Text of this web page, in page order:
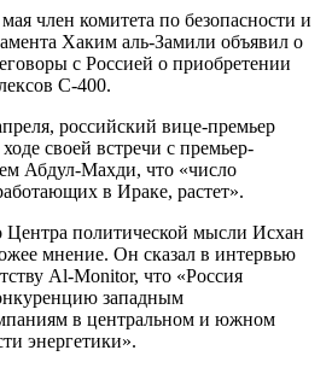
член комитета по безопасности и
Хаким аль-Замили объявил о
с Россией о приобретении
С-400.
российский вице-премьер
своей встречи с премьер-
Абдул-Махди, что «число
в Ираке, растет».
Центра политической мысли Исхан
мнение. Он сказал в интервью
Al-Monitor, что «Россия
западным
в центральном и южном
энергетики».